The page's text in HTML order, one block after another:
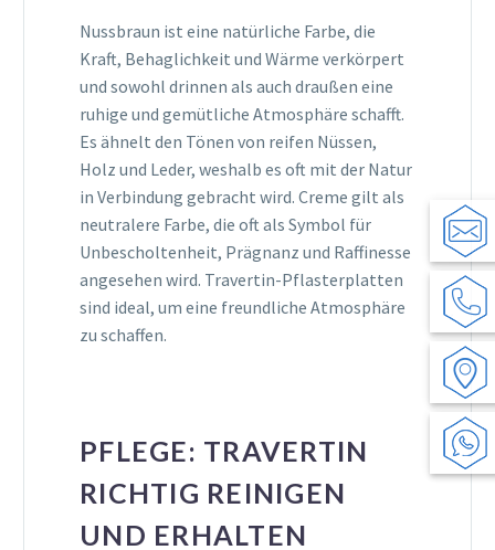
Nussbraun ist eine natürliche Farbe, die
Kraft, Behaglichkeit und Wärme verkörpert
und sowohl drinnen als auch draußen eine
ruhige und gemütliche Atmosphäre schafft.
Es ähnelt den Tönen von reifen Nüssen,
Holz und Leder, weshalb es oft mit der Natur
in Verbindung gebracht wird. Creme gilt als
neutralere Farbe, die oft als Symbol für
Unbescholtenheit, Prägnanz und Raffinesse
angesehen wird. Travertin-Pflasterplatten
sind ideal, um eine freundliche Atmosphäre
zu schaffen.
PFLEGE: TRAVERTIN
RICHTIG REINIGEN
UND ERHALTEN